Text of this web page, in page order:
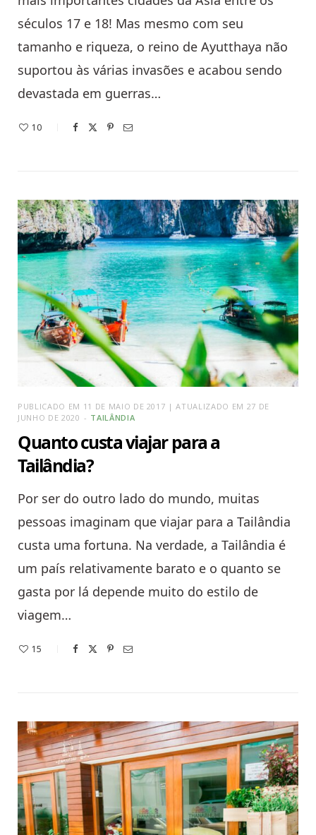
séculos 17 e 18! Mas mesmo com seu
tamanho e riqueza, o reino de Ayutthaya não
suportou às várias invasões e acabou sendo
devastada em guerras…
10
PUBLICADO EM 11 DE MAIO DE 2017 | ATUALIZADO EM 27 DE
JUNHO DE 2020
TAILÂNDIA
Quanto custa viajar para a
Tailândia?
Por ser do outro lado do mundo, muitas
pessoas imaginam que viajar para a Tailândia
custa uma fortuna. Na verdade, a Tailândia é
um país relativamente barato e o quanto se
gasta por lá depende muito do estilo de
viagem…
15